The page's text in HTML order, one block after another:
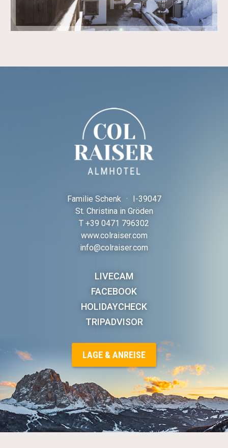
Familie Schenk · I-39047
St. Christina in Gröden
T +39 0471 796302
www.colraiser.com
info@colraiser.com
LIVECAM
FACEBOOK
HOLIDAYCHECK
TRIPADVISOR
LAGE & ANREISE